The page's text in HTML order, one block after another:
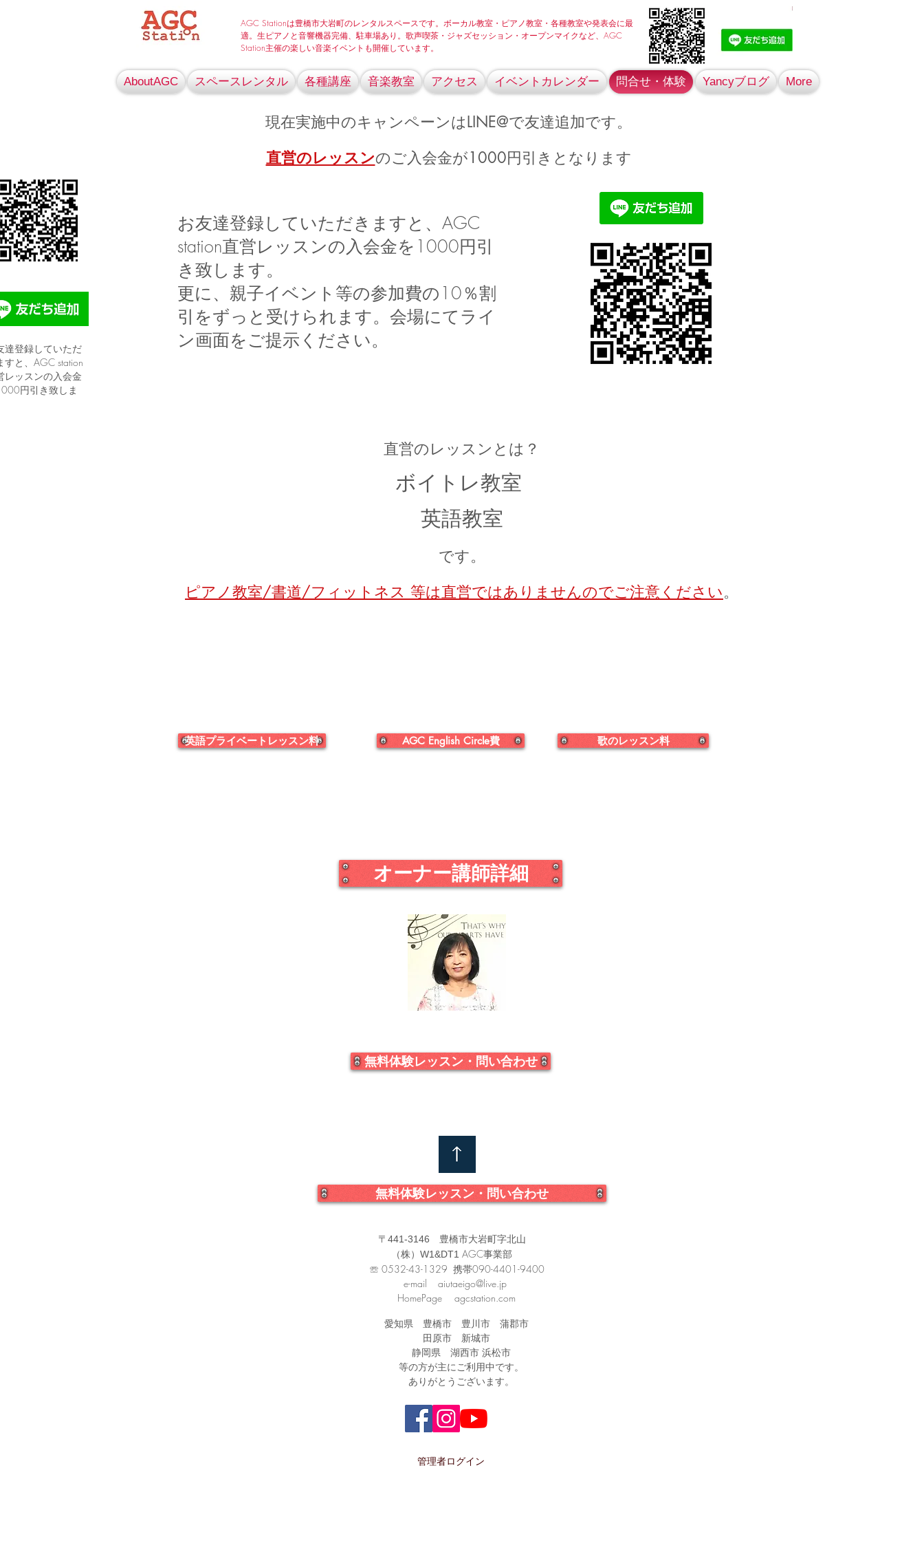
AGC Stationは豊橋市大岩町のレンタルスペースです。ボーカル教室・ピアノ教室・各種教室や発表会に最
適。生ピアノと音響機器完備、駐車場あり。歌声喫茶・ジャズセッション・オープンマイクなど、AGC
Station主催の楽しい音楽イベントも開催しています。
AboutAGC スペースレンタル 各種講座 音楽教室 アクセス イベントカレンダー 問合せ・体験 Yancyブログ More
現在実施中のキャンペーンはLINE@で友達追加です。
直営のレッスンのご入会金が1000円引きとなります
お友達登録していただきますと、AGC
station直営レッスンの入会金を1000円引
き致します。
更に、親子イベント等の参加費の10％割
引をずっと受けられます。会場にてライ
ン画面をご提示ください。
直営のレッスンとは？
ボイトレ教室
英語教室
です。
ピアノ教室/書道/フィットネス 等は直営ではありませんのでご注意ください。
英語プライベートレッスン料 AGC English Circle費 歌のレッスン料
オーナー講師詳細
無料体験レッスン・問い合わせ
達登録していただ
すと、AGC station
レッスンの入会金
円引き致しま
無料体験レッスン・問い合わせ
〒441-3146 豊橋市大岩町字北山
（株）W1&DT1 AGC事業部
☏ 0532-43-1329 携帯090-4401-9400
e-mail aiutaeigo@live.jp
HomePage agcstation.com
愛知県 豊橋市 豊川市 蒲郡市
田原市 新城市
静岡県 湖西市 浜松市
等の方が主にご利用中です。
ありがとうございます。
管理者ログイン